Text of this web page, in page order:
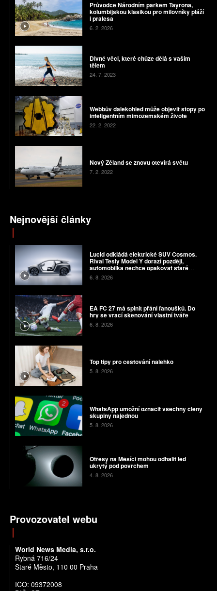
Průvodce Národním parkem Tayrona,
kolumbijskou klasikou pro milovníky pláží
i pralesa
6. 2. 2026
Divné věci, které chůze dělá s vaším
tělem
24. 7. 2023
Webbův dalekohled může objevit stopy po
inteligentním mimozemském životě
22. 2. 2022
Nový Zéland se znovu otevírá světu
7. 2. 2022
Nejnovější články
Lucid odkládá elektrické SUV Cosmos.
Rival Tesly Model Y dorazí později,
automobilka nechce opakovat staré
chyby
6. 8. 2026
EA FC 27 má splnit přání fanoušků. Do
hry se vrací skenování vlastní tváře
6. 8. 2026
Top tipy pro cestování nalehko
5. 8. 2026
WhatsApp umožní označit všechny členy
skupiny najednou
5. 8. 2026
Otřesy na Měsíci mohou odhalit led
ukrytý pod povrchem
4. 8. 2026
Provozovatel webu
World News Media, s.r.o.
Rybná 716/24
Staré Město, 110 00 Praha
IČO: 09372008